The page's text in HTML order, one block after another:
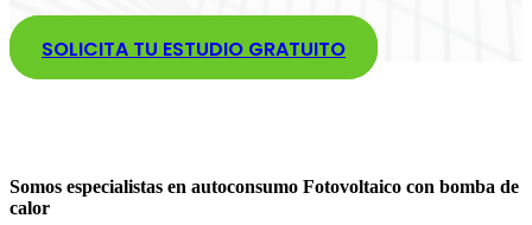
SOLICITA TU ESTUDIO GRATUITO
Somos especialistas en autoconsumo Fotovoltaico con bomba de
calor